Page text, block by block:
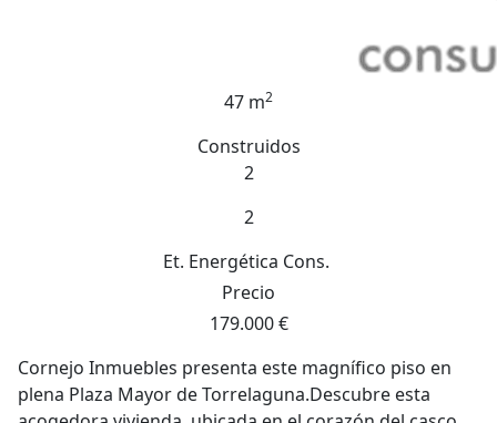
47 m2
Construidos
2
2
Et. Energética Cons.
Precio
179.000 €
Cornejo Inmuebles presenta este magnífico piso en
plena Plaza Mayor de Torrelaguna.Descubre esta